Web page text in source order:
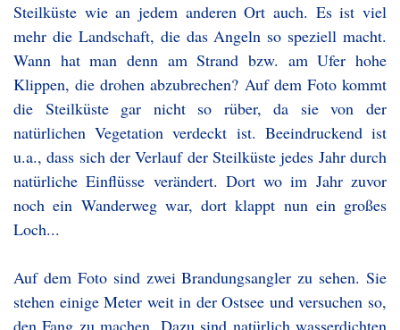
Steilküste wie an jedem anderen Ort auch. Es ist viel
mehr die Landschaft, die das Angeln so speziell macht.
Wann hat man denn am Strand bzw. am Ufer hohe
Klippen, die drohen abzubrechen? Auf dem Foto kommt
die Steilküste gar nicht so rüber, da sie von der
natürlichen Vegetation verdeckt ist. Beeindruckend ist
u.a., dass sich der Verlauf der Steilküste jedes Jahr durch
natürliche Einflüsse verändert. Dort wo im Jahr zuvor
noch ein Wanderweg war, dort klappt nun ein großes
Loch...
Auf dem Foto sind zwei Brandungsangler zu sehen. Sie
stehen einige Meter weit in der Ostsee und versuchen so,
den Fang zu machen. Dazu sind natürlich wasserdichten